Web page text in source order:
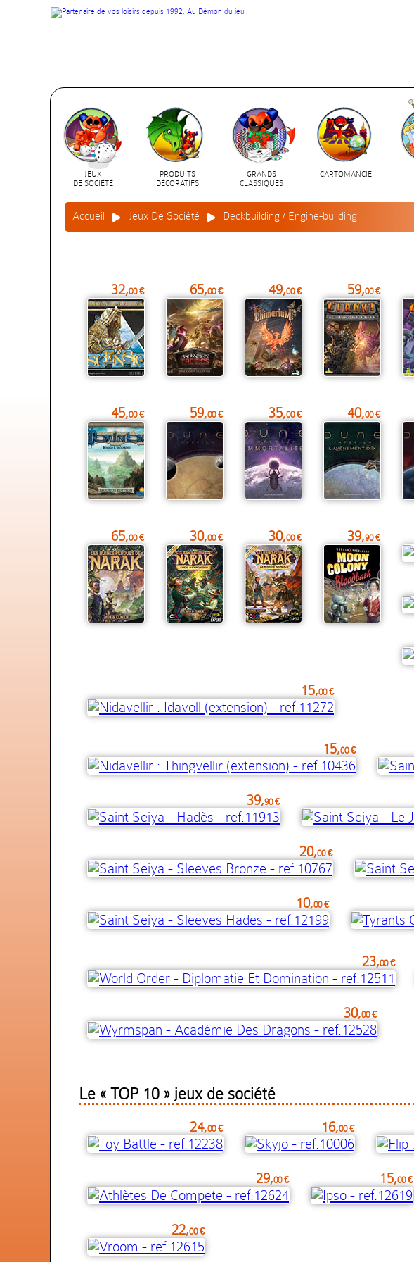
JEUX
DE SOCIÉTÉ
PRODUITS
DÉCORATIFS
GRANDS
CLASSIQUES
CARTOMANCIE
Accueil Jeux De Société Deckbuilding / Engine-building
32,00 € 65,00 € 49,00 € 59,00 €
45,00 € 59,00 € 35,00 € 40,00 €
65,00 € 30,00 € 30,00 € 39,90 €
15,00 €
15,00 €
39,90 €
20,00 €
10,00 €
23,00 €
30,00 €
Le « TOP 10 » jeux de société
24,00 € 16,00 €
29,00 € 15,00 €
22,00 €